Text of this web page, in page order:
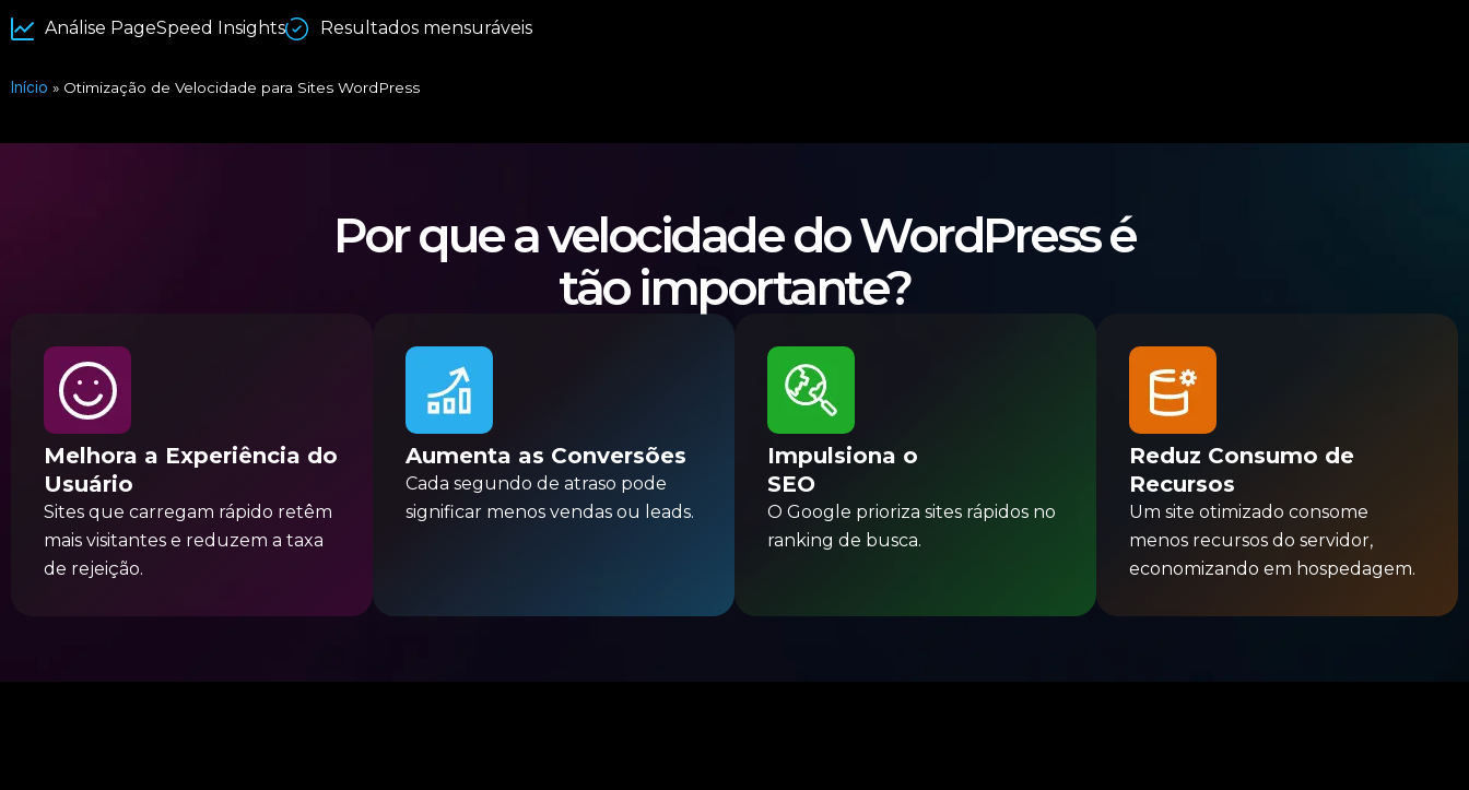
Análise PageSpeed Insights Resultados mensuráveis
Início » Otimização de Velocidade para Sites WordPress
Por que a velocidade do WordPress é
tão importante?
Melhora a Experiência do
Usuário
Sites que carregam rápido retêm
mais visitantes e reduzem a taxa
de rejeição.
Aumenta as Conversões
Cada segundo de atraso pode
significar menos vendas ou leads.
Impulsiona o
SEO
O Google prioriza sites rápidos no
ranking de busca.
Reduz Consumo de
Recursos
Um site otimizado consome
menos recursos do servidor,
economizando em hospedagem.